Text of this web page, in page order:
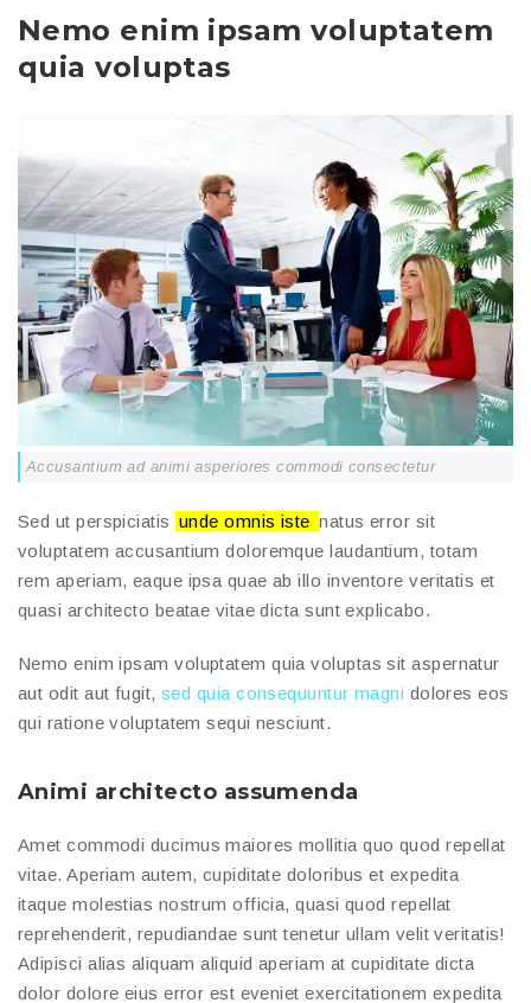
Nemo enim ipsam voluptatem
quia voluptas
Accusantium ad animi asperiores commodi consectetur
Sed ut perspiciatis unde omnis iste natus error sit
voluptatem accusantium doloremque laudantium, totam
rem aperiam, eaque ipsa quae ab illo inventore veritatis et
quasi architecto beatae vitae dicta sunt explicabo.
Nemo enim ipsam voluptatem quia voluptas sit aspernatur
aut odit aut fugit, sed quia consequuntur magni dolores eos
qui ratione voluptatem sequi nesciunt.
Animi architecto assumenda
Amet commodi ducimus maiores mollitia quo quod repellat
vitae. Aperiam autem, cupiditate doloribus et expedita
itaque molestias nostrum officia, quasi quod repellat
reprehenderit, repudiandae sunt tenetur ullam velit veritatis!
Adipisci alias aliquam aliquid aperiam at cupiditate dicta
dolor dolore eius error est eveniet exercitationem expedita